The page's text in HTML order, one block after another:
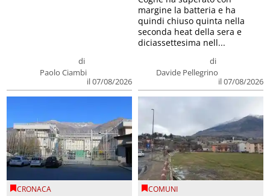
di
Paolo Ciambi
il 07/08/2026
di
Davide Pellegrino
il 07/08/2026
margine la batteria e ha
quindi chiuso quinta nella
seconda heat della sera e
diciassettesima nell...
CRONACA COMUNI